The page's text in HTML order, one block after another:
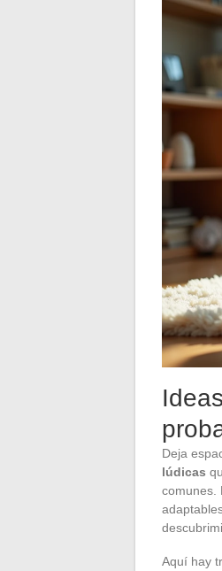
Deja
lúdicas
comunes.
Aquí hay